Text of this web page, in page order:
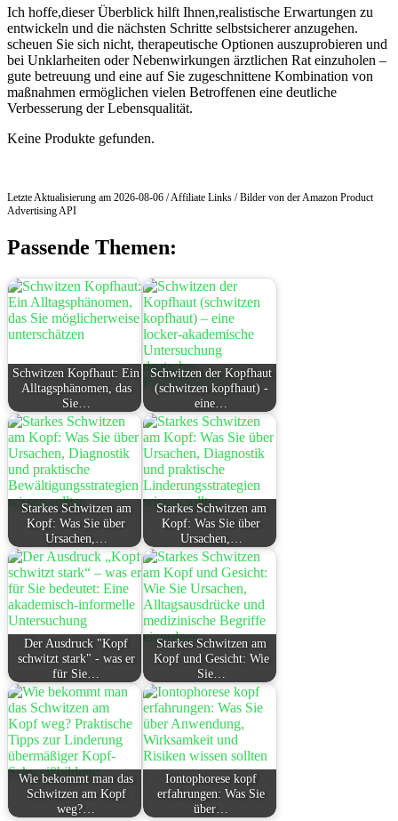
Ich hoffe,dieser Überblick⁢ hilft Ihnen,realistische Erwartungen zu‌
entwickeln und die ⁢nächsten Schritte selbstsicherer anzugehen.
scheuen Sie sich‍ nicht, therapeutische Optionen auszuprobieren und
bei Unklarheiten oder Nebenwirkungen ärztlichen Rat einzuholen –
gute betreuung und eine auf Sie zugeschnittene Kombination von
maßnahmen ermöglichen vielen Betroffenen‍ eine deutliche
⁢Verbesserung der Lebensqualität.
Keine Produkte gefunden.
Letzte Aktualisierung am 2026-08-06 / Affiliate Links / Bilder von der Amazon Product
Advertising API
Passende Themen:
Schwitzen Kopfhaut: Ein
Alltagsphänomen, das
Sie…
Schwitzen der Kopfhaut
(schwitzen kopfhaut) -
eine…
Starkes Schwitzen am
Kopf: Was Sie über
Ursachen,…
Starkes Schwitzen am
Kopf: Was Sie über
Ursachen,…
Der Ausdruck "Kopf
schwitzt stark" - was er
für Sie…
Starkes Schwitzen am
Kopf und Gesicht: Wie
Sie…
Wie bekommt man das
Schwitzen am Kopf
weg?…
Iontophorese kopf
erfahrungen: Was Sie
über…